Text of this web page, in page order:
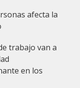
afecta la
trabajo van a
en los